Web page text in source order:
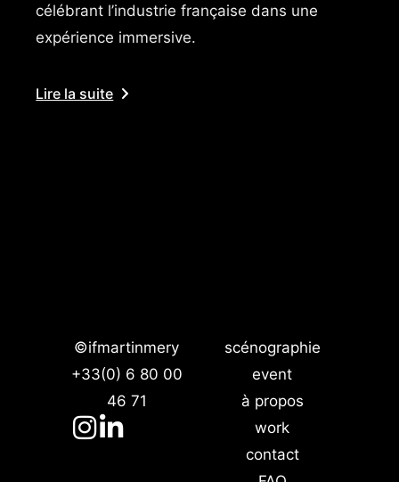
célébrant l’industrie française dans une
expérience immersive.
Lire la suite
©ifmartinmery
+33(0) 6 80 00
46 71
scénographie
event
à propos
work
contact